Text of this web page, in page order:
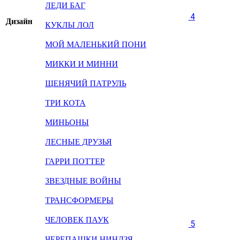
ЛЕДИ БАГ
КУКЛЫ ЛОЛ
МОЙ МАЛЕНЬКИЙ ПОНИ
МИККИ И МИННИ
ЩЕНЯЧИЙ ПАТРУЛЬ
ТРИ КОТА
МИНЬОНЫ
ЛЕСНЫЕ ДРУЗЬЯ
ГАРРИ ПОТТЕР
ЗВЕЗДНЫЕ ВОЙНЫ
ТРАНСФОРМЕРЫ
ЧЕЛОВЕК ПАУК
Дизайн 4
5